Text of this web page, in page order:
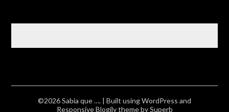
©2026 Sabia que …. | Built using WordPress and
Responsive Blogilytheme by Superb